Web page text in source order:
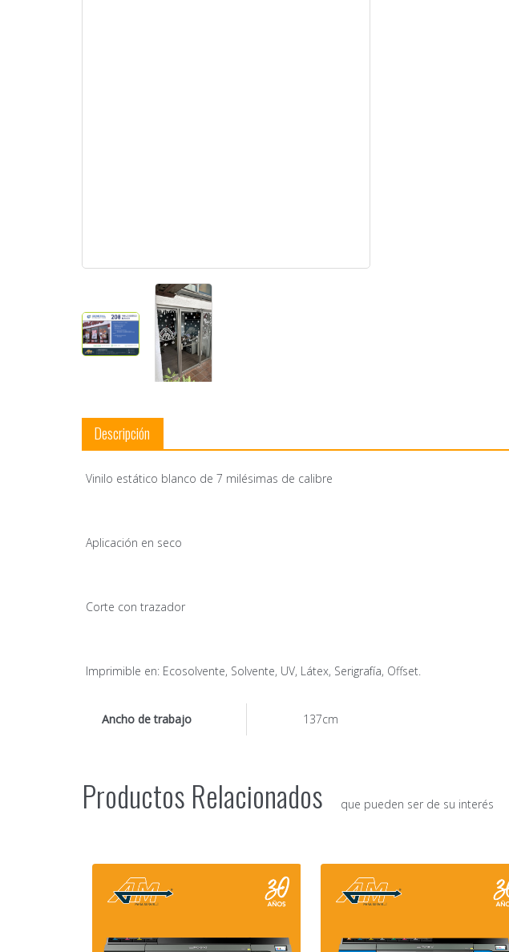
Descripción
Vinilo estático blanco de 7 milésimas de calibre
Aplicación en seco
Corte con trazador
Imprimible en: Ecosolvente, Solvente, UV, Látex, Serigrafía, Offset.
Ancho de trabajo 137cm
Productos Relacionados que pueden ser de su interés